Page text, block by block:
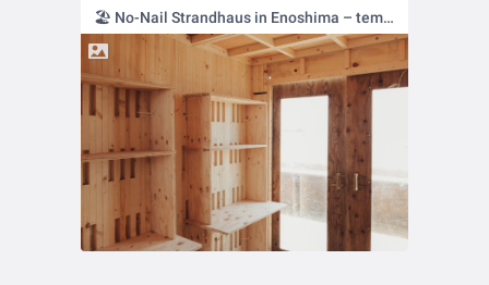
🏖️ No-Nail Strandhaus in Enoshima – temporär gedacht, dauerhaft inspirierend